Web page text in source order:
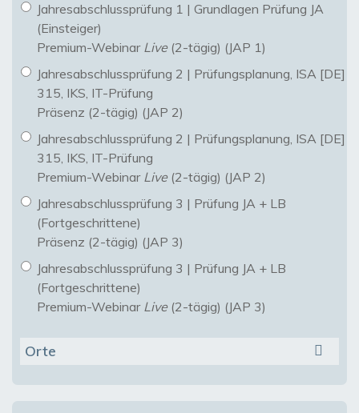
Jahresabschlussprüfung 1 | Grundlagen Prüfung JA
(Einsteiger)
Premium-Webinar Live (2-tägig) (JAP 1)
Jahresabschlussprüfung 2 | Prüfungsplanung, ISA [DE]
315, IKS, IT-Prüfung
Präsenz (2-tägig) (JAP 2)
Jahresabschlussprüfung 2 | Prüfungsplanung, ISA [DE]
315, IKS, IT-Prüfung
Premium-Webinar Live (2-tägig) (JAP 2)
Jahresabschlussprüfung 3 | Prüfung JA + LB
(Fortgeschrittene)
Präsenz (2-tägig) (JAP 3)
Jahresabschlussprüfung 3 | Prüfung JA + LB
(Fortgeschrittene)
Premium-Webinar Live (2-tägig) (JAP 3)
Orte